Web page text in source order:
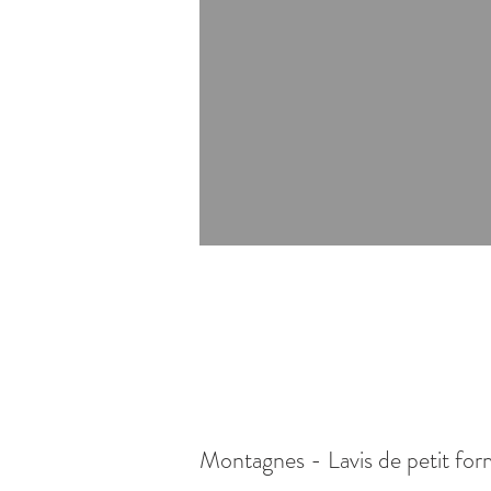
Montagnes - Lavis de petit